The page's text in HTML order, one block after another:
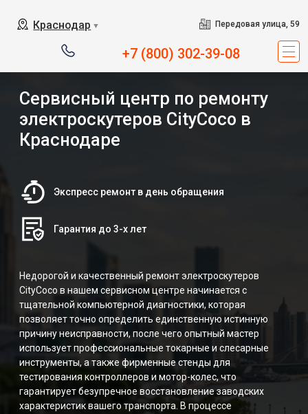
Краснодар ▼ Передовая улица, 59
+7 (800) 302-39-08
Сервисный центр по ремонту
электроскутеров CityCoco в
Краснодаре
Экспресс ремонт в день обращения
Гарантия до 3-х лет
Недорогой и качественный ремонт электроскутеров
CityCoco в нашем сервисном центре начинается с
тщательной компьютерной диагностики, которая
позволяет точно определить единственную истинную
причину неисправности, после чего опытный мастер
использует профессиональные токарные и слесарные
инструменты, а также фирменные стенды для
тестирования контроллеров и мотор-колес, что
гарантирует безупречное восстановление заводских
характеристик вашего транспорта. В процессе